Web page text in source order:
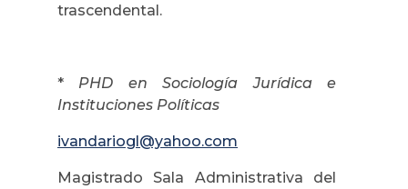
trascendental.
* PHD en Sociología Jurídica e
Instituciones Políticas
ivandariogl@yahoo.com
Magistrado Sala Administrativa del